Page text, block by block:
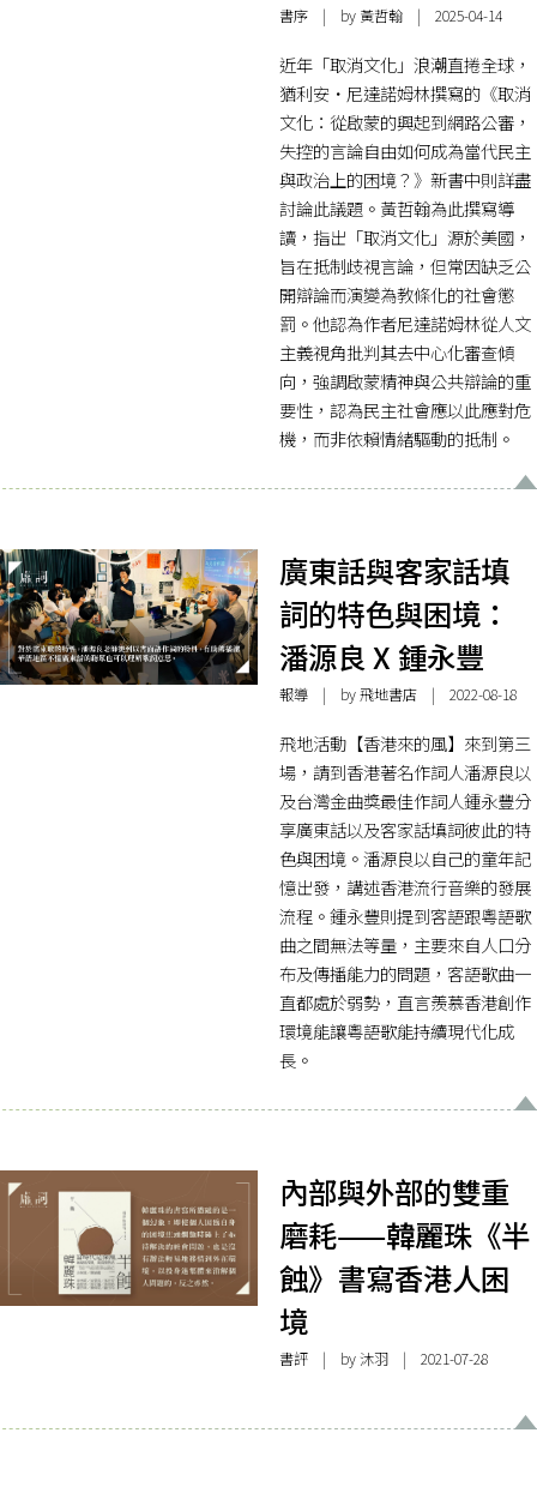
書序| by 黃哲翰 | 2025-04-14
近年「取消文化」浪潮直捲全球，
猶利安・尼達諾姆林撰寫的《取消
文化：從啟蒙的興起到網路公審，
失控的言論自由如何成為當代民主
與政治上的困境？》新書中則詳盡
討論此議題。黃哲翰為此撰寫導
讀，指出「取消文化」源於美國，
旨在抵制歧視言論，但常因缺乏公
開辯論而演變為教條化的社會懲
罰。他認為作者尼達諾姆林從人文
主義視角批判其去中心化審查傾
向，強調啟蒙精神與公共辯論的重
要性，認為民主社會應以此應對危
機，而非依賴情緒驅動的抵制。
廣東話與客家話填
詞的特色與困境：
潘源良 X 鍾永豐
報導| by 飛地書店 | 2022-08-18
飛地活動【香港來的風】來到第三
場，請到香港著名作詞人潘源良以
及台灣金曲獎最佳作詞人鍾永豐分
享廣東話以及客家話填詞彼此的特
色與困境。潘源良以自己的童年記
憶出發，講述香港流行音樂的發展
流程。鍾永豐則提到客語跟粵語歌
曲之間無法等量，主要來自人口分
布及傳播能力的問題，客語歌曲一
直都處於弱勢，直言羨慕香港創作
環境能讓粵語歌能持續現代化成
長。
內部與外部的雙重
磨耗——韓麗珠《半
蝕》書寫香港人困
境
書評| by沐羽| 2021-07-28